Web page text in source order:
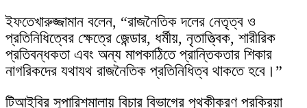
ইফতেখারুজ্জামান বলেন, “রাজনৈতিক দলের নেতৃত্ব ও
প্রতিনিধিত্বের ক্ষেত্রে জেন্ডার, ধর্মীয়, নৃতাত্ত্বিক, শারীরিক
প্রতিবন্ধকতা এবং অন্য মাপকাঠিতে প্রান্তিকতার শিকার
নাগরিকদের যথাযথ রাজনৈতিক প্রতিনিধিত্ব থাকতে হবে।”
টিআইবির সুপারিশমালায় বিচার বিভাগের পৃথকীকরণ প্রক্রিয়া